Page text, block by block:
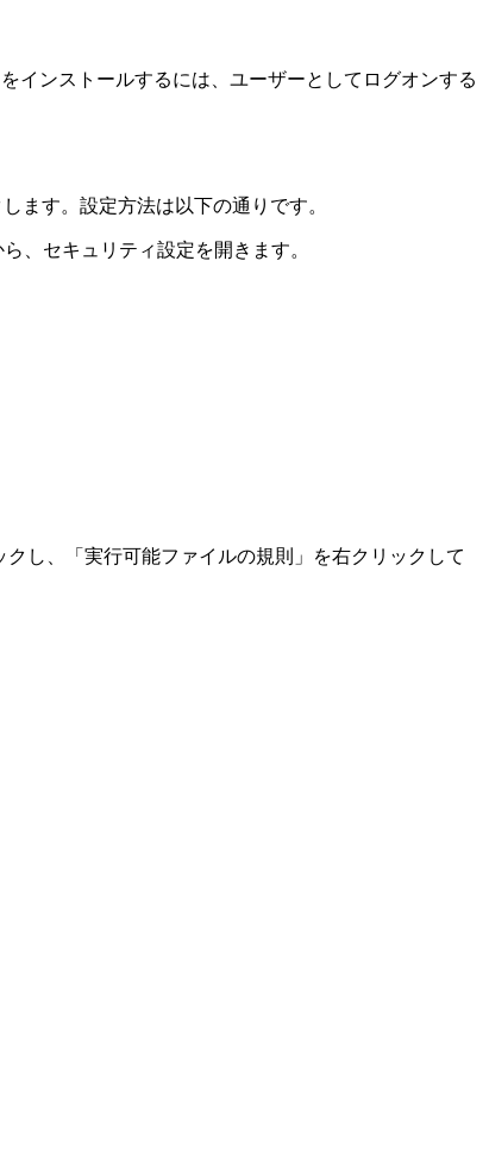
インストールするには、ユーザーとしてログオンする
ます。設定方法は以下の通りです。
、セキュリティ設定を開きます。
し、「実行可能ファイルの規則」を右クリックして